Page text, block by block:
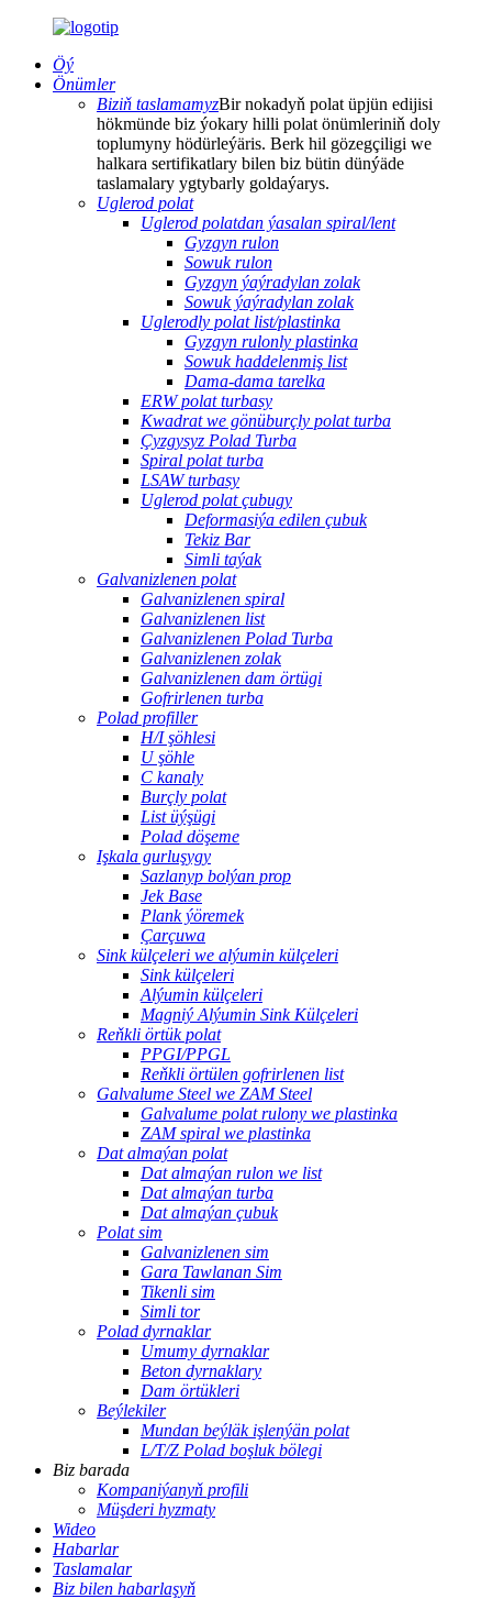
Öý
Önümler
Biziň taslamamyzBir nokadyň polat üpjün edijisi
hökmünde biz ýokary hilli polat önümleriniň doly
toplumyny hödürleýäris. Berk hil gözegçiligi we
halkara sertifikatlary bilen biz bütin dünýäde
taslamalary ygtybarly goldaýarys.
Uglerod polat
Uglerod polatdan ýasalan spiral/lent
Gyzgyn rulon
Sowuk rulon
Gyzgyn ýaýradylan zolak
Sowuk ýaýradylan zolak
Uglerodly polat list/plastinka
Gyzgyn rulonly plastinka
Sowuk haddelenmiş list
Dama-dama tarelka
ERW polat turbasy
Kwadrat we gönüburçly polat turba
Çyzgysyz Polad Turba
Spiral polat turba
LSAW turbasy
Uglerod polat çubugy
Deformasiýa edilen çubuk
Tekiz Bar
Simli taýak
Galvanizlenen polat
Galvanizlenen spiral
Galvanizlenen list
Galvanizlenen Polad Turba
Galvanizlenen zolak
Galvanizlenen dam örtügi
Gofrirlenen turba
Polad profiller
H/I şöhlesi
U şöhle
C kanaly
Burçly polat
List üýşügi
Polad döşeme
Işkala gurluşygy
Sazlanyp bolýan prop
Jek Base
Plank ýöremek
Çarçuwa
Sink külçeleri we alýumin külçeleri
Sink külçeleri
Alýumin külçeleri
Magniý Alýumin Sink Külçeleri
Reňkli örtük polat
PPGI/PPGL
Reňkli örtülen gofrirlenen list
Galvalume Steel we ZAM Steel
Galvalume polat rulony we plastinka
ZAM spiral we plastinka
Dat almaýan polat
Dat almaýan rulon we list
Dat almaýan turba
Dat almaýan çubuk
Polat sim
Galvanizlenen sim
Gara Tawlanan Sim
Tikenli sim
Simli tor
Polad dyrnaklar
Umumy dyrnaklar
Beton dyrnaklary
Dam örtükleri
Beýlekiler
Mundan beýläk işlenýän polat
L/T/Z Polad boşluk bölegi
Biz barada
Kompaniýanyň profili
Müşderi hyzmaty
Wideo
Habarlar
Taslamalar
Biz bilen habarlaşyň